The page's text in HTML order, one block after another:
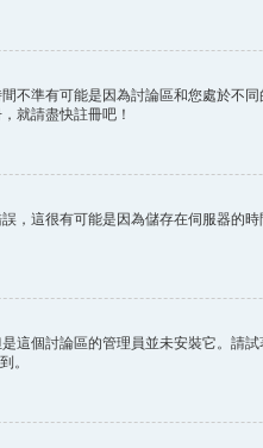
不準有可能是因為討論區和您處於不
就請盡快註冊吧！
，這很有可能是因為儲存在伺服器的
這個討論區的管理員並未安裝它。請
。